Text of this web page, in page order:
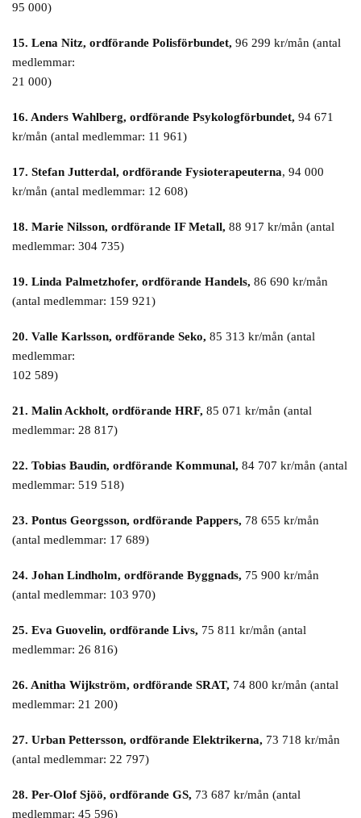
95 000)
15. Lena Nitz, ordförande Polisförbundet, 96 299 kr/mån (antal
medlemmar:
21 000)
16. Anders Wahlberg, ordförande Psykologförbundet, 94 671
kr/mån (antal medlemmar: 11 961)
17. Stefan Jutterdal, ordförande Fysioterapeuterna, 94 000
kr/mån (antal medlemmar: 12 608)
18. Marie Nilsson, ordförande IF Metall, 88 917 kr/mån (antal
medlemmar: 304 735)
19. Linda Palmetzhofer, ordförande Handels, 86 690 kr/mån
(antal medlemmar: 159 921)
20. Valle Karlsson, ordförande Seko, 85 313 kr/mån (antal
medlemmar:
102 589)
21. Malin Ackholt, ordförande HRF, 85 071 kr/mån (antal
medlemmar: 28 817)
22. Tobias Baudin, ordförande Kommunal, 84 707 kr/mån (antal
medlemmar: 519 518)
23. Pontus Georgsson, ordförande Pappers, 78 655 kr/mån
(antal medlemmar: 17 689)
24. Johan Lindholm, ordförande Byggnads, 75 900 kr/mån
(antal medlemmar: 103 970)
25. Eva Guovelin, ordförande Livs, 75 811 kr/mån (antal
medlemmar: 26 816)
26. Anitha Wijkström, ordförande SRAT, 74 800 kr/mån (antal
medlemmar: 21 200)
27. Urban Pettersson, ordförande Elektrikerna, 73 718 kr/mån
(antal medlemmar: 22 797)
28. Per-Olof Sjöö, ordförande GS, 73 687 kr/mån (antal
medlemmar: 45 596)